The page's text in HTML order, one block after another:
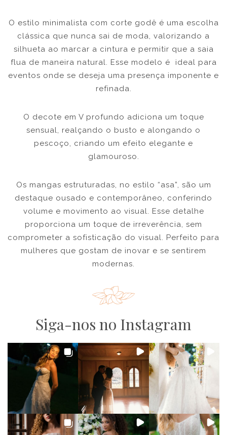
O estilo minimalista com corte godê é uma escolha
clássica que nunca sai de moda, valorizando a
silhueta ao marcar a cintura e permitir que a saia
flua de maneira natural. Esse modelo é ideal para
eventos onde se deseja uma presença imponente e
refinada.
O decote em V profundo adiciona um toque
sensual, realçando o busto e alongando o
pescoço, criando um efeito elegante e
glamouroso.
Os mangas estruturadas, no estilo “asa”, são um
destaque ousado e contemporâneo, conferindo
volume e movimento ao visual. Esse detalhe
proporciona um toque de irreverência, sem
comprometer a sofisticação do visual. Perfeito para
mulheres que gostam de inovar e se sentirem
modernas.
Siga-nos no Instagram